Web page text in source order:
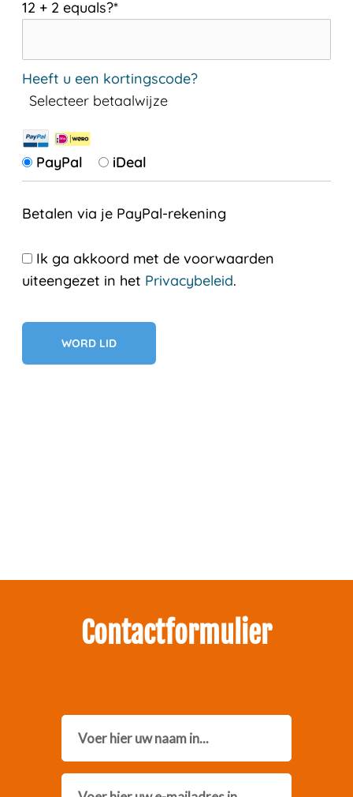
12 + 2 equals?*
Heeft u een kortingscode?
Selecteer betaalwijze
PayPal iDeal
Betalen via je PayPal-rekening
Ik ga akkoord met de voorwaarden
uiteengezet in het Privacybeleid.
Geen val
Contactformulier